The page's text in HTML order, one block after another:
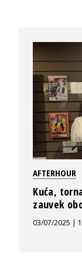
AFTERHOUR
Kuća,
zauvek
03/07/2025 |